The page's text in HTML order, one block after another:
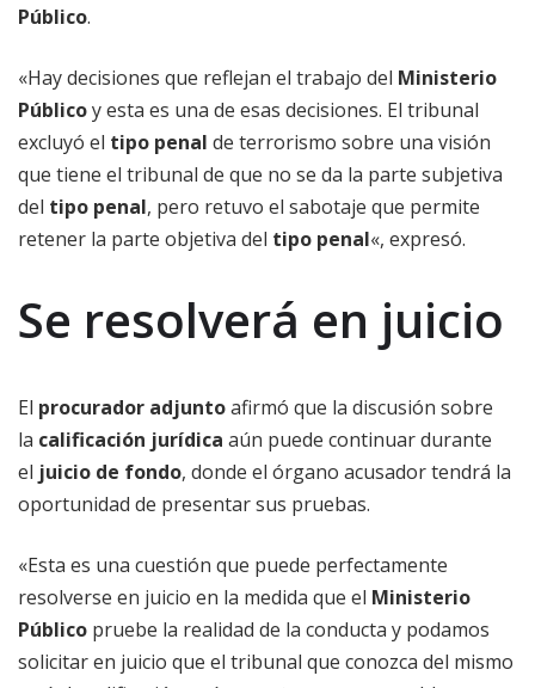
Público.
«Hay decisiones que reflejan el trabajo del Ministerio
Públicoy esta es una de esas decisiones. El tribunal
excluyó el tipo penal de terrorismo sobre una visión
que tiene el tribunal de que no se da la parte subjetiva
del tipo penal, pero retuvo el sabotaje que permite
retener la parte objetiva del tipo penal«, expresó.
Se resolverá en juicio
El procurador adjuntoafirmó que la discusión sobre
la calificación jurídica aún puede continuar durante
el juicio de fondo, donde el órgano acusador tendrá la
oportunidad de presentar sus pruebas.
«Esta es una cuestión que puede perfectamente
resolverse en juicio en la medida que el Ministerio
Público pruebe la realidad de la conducta y podamos
solicitar en juicio que el tribunal que conozca del mismo